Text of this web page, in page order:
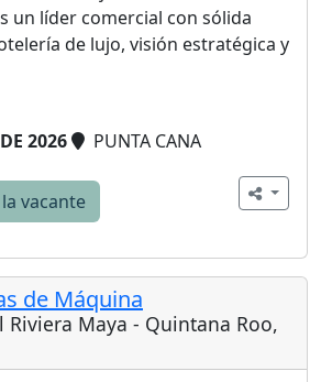
un líder comercial con sólida
de lujo, visión estratégica y
2026 PUNTA CANA
vacante
de Máquina
Riviera Maya - Quintana Roo,